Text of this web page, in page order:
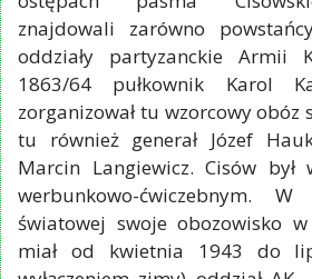
znajdowali zarówno
oddziały partyzanckie Armii
1863/64 pułkownik Karol
zorganizował tu wzorcowy obóz
tu również generał Józef
Marcin Langiewicz. Cisów był
werbunkowo-ćwiczebnym.
światowej swoje obozowisko
miał od kwietnia 1943 do